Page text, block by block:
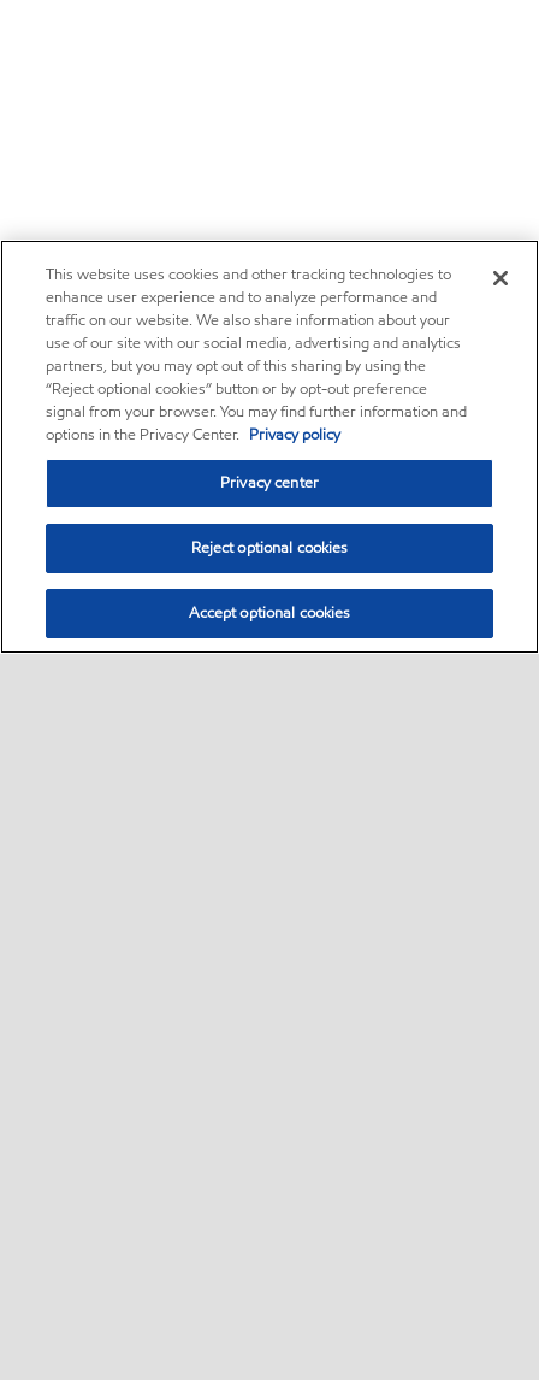
This website uses cookies and other tracking technologies to
enhance user experience and to analyze performance and
traffic on our website. We also share information about your
use of our site with our social media, advertising and analytics
partners, but you may opt out of this sharing by using the
“Reject optional cookies” button or by opt-out preference
signal from your browser. You may find further information and
options in the Privacy Center. Privacy policy
Privacy center
Reject optional cookies
Accept optional cookies